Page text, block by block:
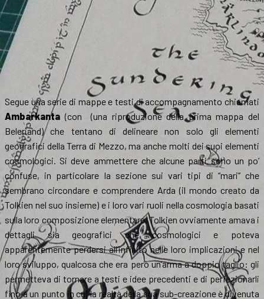
Segue una serie di mappe e testi di accompagnamento chiamati
Ambarkanta (con (una riproduzione della prima mappa del
Beleriand) che tentano di delineare non solo gli elementi
geografici della Terra di Mezzo, ma anche molti dei suoi elementi
cosmologici. Si deve ammettere che alcune parti sono un po’
confuse, in particolare la sezione sui vari tipi di “mari” che
sembrano circondare e comprendere Arda (il mondo creato da
Tolkien nel suo insieme) e i loro vari ruoli nella cosmologia basati
sulla loro composizione elementare. Tolkien ovviamente amava i
dettagli sia geografici che cosmologici e poteva
apparentemente perdersi all’infinito nelle loro implicazioni e nel
loro sviluppo, qualcosa che era però un’arma a doppio taglio: gli
permetteva di tornare a testi e idee precedenti e di perfezionarli
fino a un punto in cui la realtà della sua sub-creazione è divenuta